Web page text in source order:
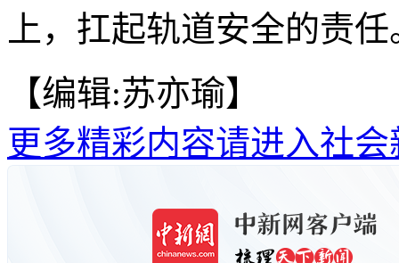
上，扛起轨道安全的责
【编辑:苏亦瑜】
更多精彩内容请进入社会